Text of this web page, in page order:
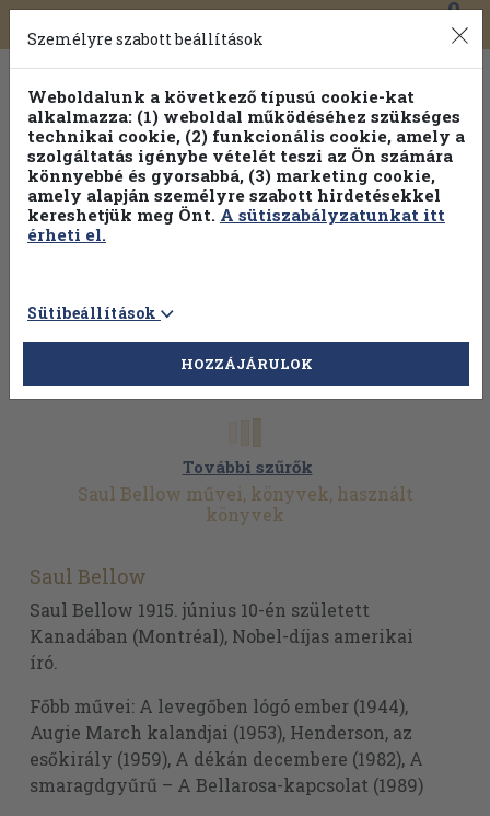
Toggle
navigation
0
Válogasson több mint 30 000 kötet közül
Hobbi témakörökben20% kedvezménnyel!
További szűrők
Saul Bellow művei, könyvek, használt
könyvek
Saul Bellow
Saul Bellow 1915. június 10-én született
Kanadában (Montréal), Nobel-díjas amerikai
író.
Főbb művei: A levegőben lógó ember (1944),
Augie March kalandjai (1953), Henderson, az
esőkirály (1959), A dékán decembere (1982), A
smaragdgyűrű – A Bellarosa-kapcsolat (1989)
Személyre szabott beállítások
Weboldalunk a következő típusú cookie-kat
alkalmazza: (1) weboldal működéséhez szükséges
technikai cookie, (2) funkcionális cookie, amely a
szolgáltatás igénybe vételét teszi az Ön számára
könnyebbé és gyorsabbá, (3) marketing cookie,
amely alapján személyre szabott hirdetésekkel
kereshetjük meg Önt. A sütiszabályzatunkat itt
érheti el.
Sütibeállítások
HOZZÁJÁRULOK